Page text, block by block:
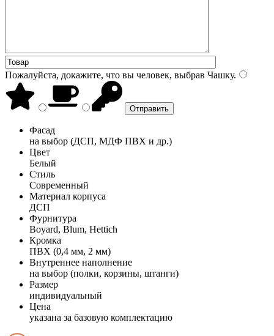
Пожалуйста, докажите, что вы человек, выбрав Чашку.
Фасад
на выбор (ДСП, МДФ ПВХ и др.)
Цвет
Белый
Стиль
Современный
Материал корпуса
ДСП
Фурнитура
Boyard, Blum, Hettich
Кромка
ПВХ (0,4 мм, 2 мм)
Внутреннее наполнение
на выбор (полки, корзины, штанги)
Размер
индивидуальный
Цена
указана за базовую комплектацию